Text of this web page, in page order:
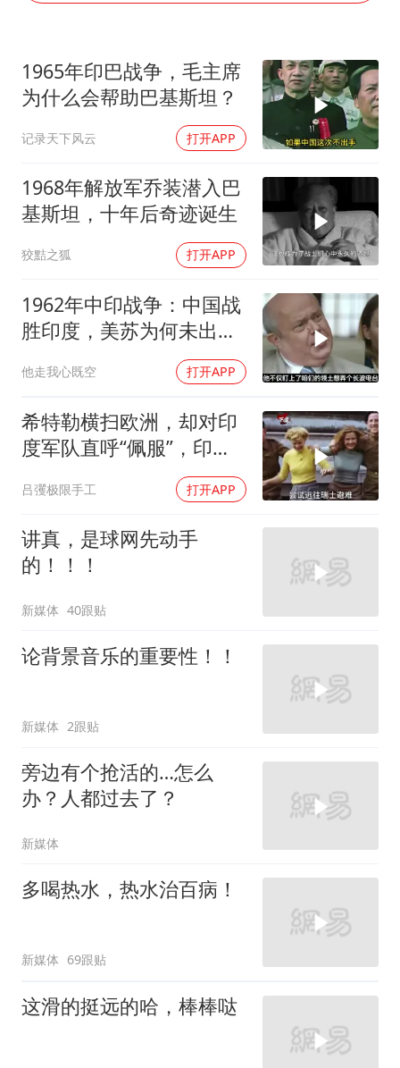
郑丽文：台湾从来没有“独立”过
酒店回应车内过夜被收150元
梁家辉百花奖演讲落泪
1965年印巴战争，毛主席
为什么会帮助巴基斯坦？
记录天下风云 打开APP
1968年解放军乔装潜入巴
基斯坦，十年后奇迹诞生
狡黠之狐 打开APP
1962年中印战争：中国战
胜印度，美苏为何未出兵
他走我心既空 打开APP
希特勒横扫欧洲，却对印
度军队直呼“佩服”，印度
吕彏极限手工 打开APP
讲真，是球网先动手
的！！！
新媒体 40跟贴
论背景音乐的重要性！！
新媒体 2跟贴
旁边有个抢活的…怎么
办？人都过去了？
新媒体
多喝热水，热水治百病！
新媒体 69跟贴
这滑的挺远的哈，棒棒哒